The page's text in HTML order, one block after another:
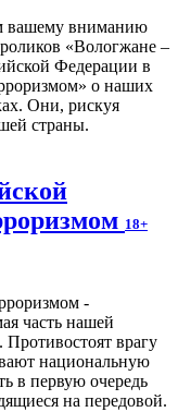
вашему вниманию
«Вологжане –
Федерации в
о наших
Они, рискуя
страны.
18+
-
часть нашей
Противостоят врагу
национальную
в первую очередь
на передовой.